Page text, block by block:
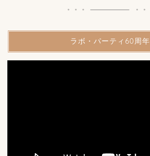
ラボ・パーティ60周年